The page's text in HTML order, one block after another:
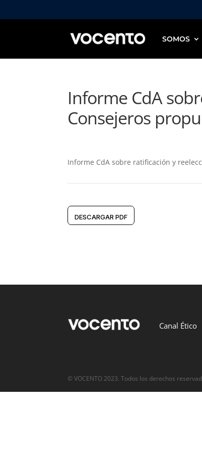
SOMOS
Informe CdA
Consejeros
Informe CdA sobre ratificación y
DESCARGAR PDF
Canal Ético
© VOCENTO 2023. Todos los derechos